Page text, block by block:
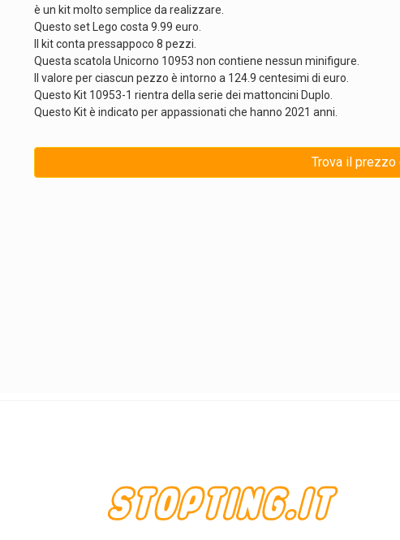
è un kit molto semplice da realizzare.
Questo set Lego costa 9.99 euro.
Il kit conta pressappoco 8 pezzi.
Questa scatola Unicorno 10953 non contiene nessun minifigure.
Il valore per ciascun pezzo è intorno a 124.9 centesimi di euro.
Questo Kit 10953-1 rientra della serie dei mattoncini Duplo.
Questo Kit è indicato per appassionati che hanno 2021 anni.
Trova il prezzo